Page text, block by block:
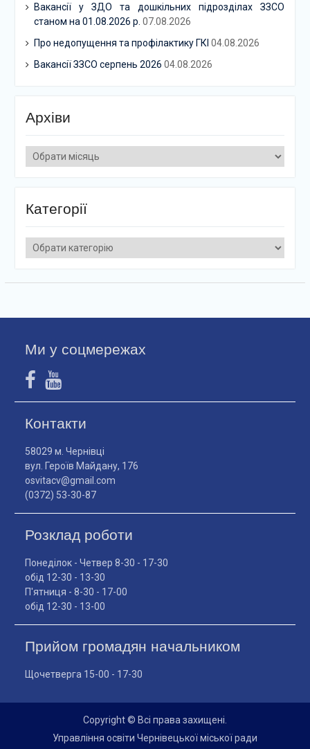
Вакансії у ЗДО та дошкільних підрозділах ЗЗСО
станом на 01.08.2026 р. 07.08.2026
Про недопущення та профілактику ГКІ 04.08.2026
Вакансії ЗЗСО серпень 2026 04.08.2026
Архіви
Архіви
Категорії
Категорії
Ми у соцмережах
Контакти
58029 м. Чернівці
вул. Героїв Майдану, 176
osvitacv@gmail.com
(0372) 53-30-87
Розклад роботи
Понеділок - Четвер 8-30 - 17-30
обід 12-30 - 13-30
П'ятниця - 8-30 - 17-00
обід 12-30 - 13-00
Прийом громадян начальником
Щочетверга 15-00 - 17-30
Copyright © Всі права захищені.
Управління освіти Чернівецької міської ради